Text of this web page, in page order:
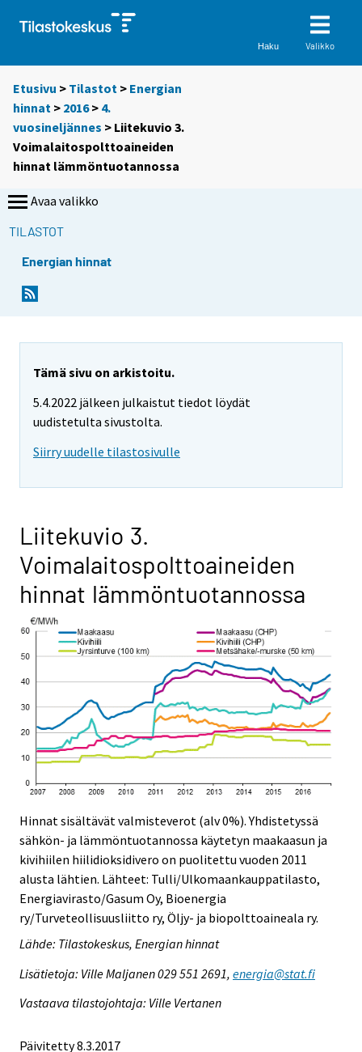
Haku Valikko
Etusivu > Tilastot > Energian
hinnat > 2016> 4.
vuosineljännes > Liitekuvio 3.
Voimalaitospolttoaineiden
hinnat lämmöntuotannossa
Avaa valikko
TILASTOT
Energian hinnat
Tämä sivu on arkistoitu.
5.4.2022 jälkeen julkaistut tiedot löydät
uudistetulta sivustolta.
Siirry uudelle tilastosivulle
Liitekuvio 3.
Voimalaitospolttoaineiden
hinnat lämmöntuotannossa
Hinnat sisältävät valmisteverot (alv 0%). Yhdistetyssä
sähkön- ja lämmöntuotannossa käytetyn maakaasun ja
kivihiilen hiilidioksidivero on puolitettu vuoden 2011
alusta lähtien. Lähteet: Tulli/Ulkomaankauppatilasto,
Energiavirasto/Gasum Oy, Bioenergia
ry/Turveteollisuusliitto ry, Öljy- ja biopolttoaineala ry.
Lähde: Tilastokeskus, Energian hinnat
Lisätietoja: Ville Maljanen 029 551 2691, energia@stat.fi
Vastaava tilastojohtaja: Ville Vertanen
Päivitetty 8.3.2017